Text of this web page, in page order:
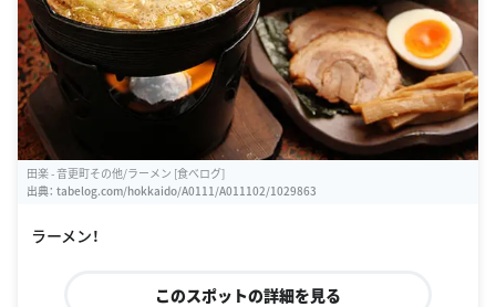
田楽 - 音更町その他/ラーメン [食べログ]
出典： tabelog.com/hokkaido/A0111/A011102/1029863
ラーメン！
このスポットの詳細を見る